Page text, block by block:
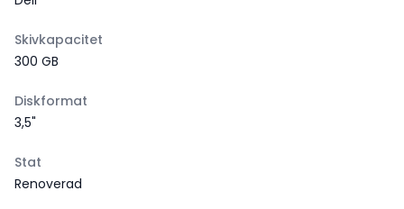
Skivkapacitet
300 GB
Diskformat
3,5"
Stat
Renoverad